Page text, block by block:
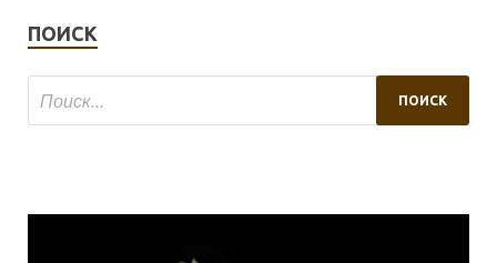
ПОИСК